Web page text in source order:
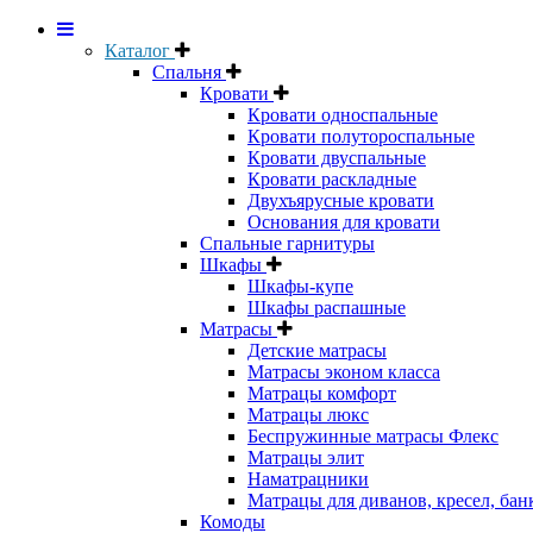
Каталог
Спальня
Кровати
Кровати односпальные
Кровати полутороспальные
Кровати двуспальные
Кровати раскладные
Двухъярусные кровати
Основания для кровати
Спальные гарнитуры
Шкафы
Шкафы-купе
Шкафы распашные
Матрасы
Детские матрасы
Матрасы эконом класса
Матрацы комфорт
Матрацы люкс
Беспружинные матрасы Флекс
Матрацы элит
Наматрацники
Матрацы для диванов, кресел,
Комоды